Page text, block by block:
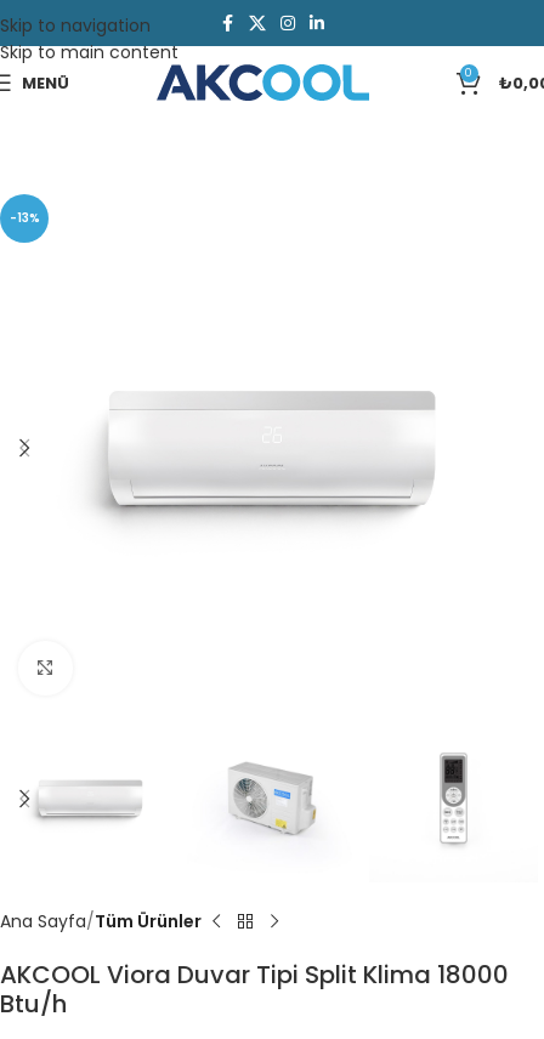
Skip to navigation
Skip to main content
MENÜ 0 ₺
-13%
Ana Sayfa Tüm Ürünler
AKCOOL Viora Duvar Tipi Split Klima 18000
Btu/h